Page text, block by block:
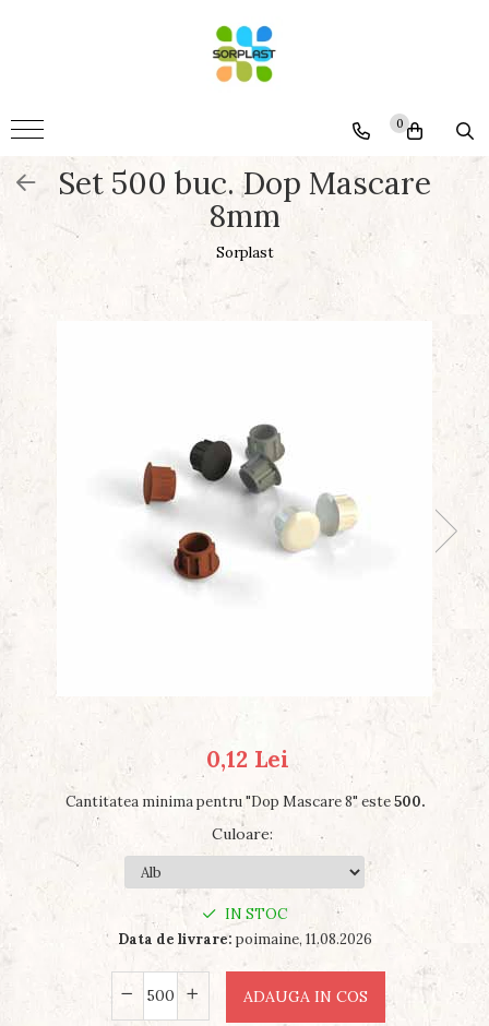
Mobila
Somiere
Montaj
Termopane
Generale
0
Set 500 buc. Dop Mascare
8mm
Sorplast
0,12 Lei
Cantitatea minima pentru "Dop Mascare 8" este500.
Culoare:
IN STOC
Data de livrare: poimaine, 11.08.2026
ADAUGA IN COS